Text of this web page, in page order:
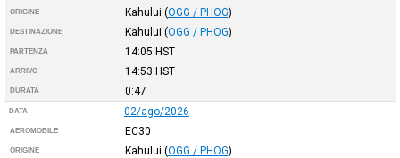
ORIGINE Kahului (OGG / PHOG)
DESTINAZIONE Kahului (OGG / PHOG)
PARTENZA 14:05 HST
ARRIVO 14:53 HST
DURATA 0:47
DATA 02/ago/2026
AEROMOBILE EC30
ORIGINE Kahului (OGG / PHOG)